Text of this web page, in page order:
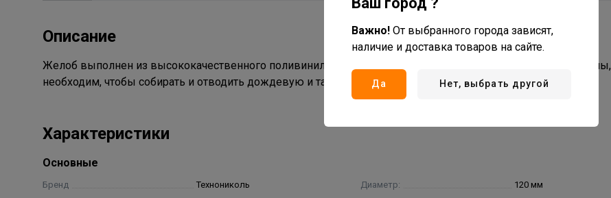
Описание
Желоб выполнен из высококачественного поливинилхлорида. Это один из элементов водосточной системы,
необходим, чтобы собирать и отводить дождевую и талую воду с кровли.
Характеристики
Основные
Бренд Технониколь Диаметр: 120 мм
Важно! От выбранного города зависят,
наличие и доставка товаров на сайте.
Да Нет, выбрать другой